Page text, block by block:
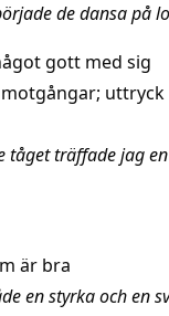
de dansa på
gott med sig
motgångar;
tåget träffade jag
är bra
en styrka och en